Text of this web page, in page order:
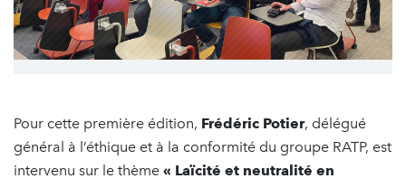
Pour cette première édition, Frédéric Potier, délégué
général à l’éthique et à la conformité du groupe RATP, est
intervenu sur le thème « Laïcité et neutralité en